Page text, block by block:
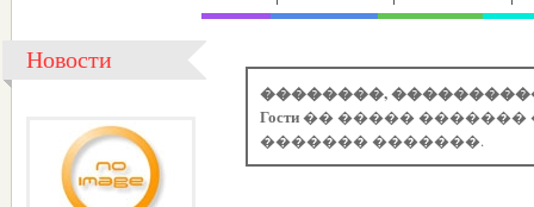
Новости
��������,
Гости�� ����� �������
������� �������.